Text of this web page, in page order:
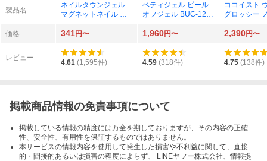
製品名
ネイルタウンジェル
マグネットネイル ギ
1 ムーン 3g
ベティジェル ピール
オフジェル BUC-12-P
ココイスト
グロッシー
ボトルタイ
価格 341円〜 1,960円〜 2,390円〜
レビュー
4.61 (1,595件) 4.59 (318件) 4.75 (138件)
掲載商品情報の免責事項について
掲載している情報の精度には万全を期しておりますが、その内容の正確
性、安全性、有用性を保証するものではありません。
本サービスの情報内容を使用して発生した損害や不利益に関して、直接
的・間接的あるいは損害の程度によらず、 LINEヤフー株式会社、情報提